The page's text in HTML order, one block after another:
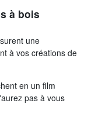
à bois
une
à vos créations de
en un film
pas à vous